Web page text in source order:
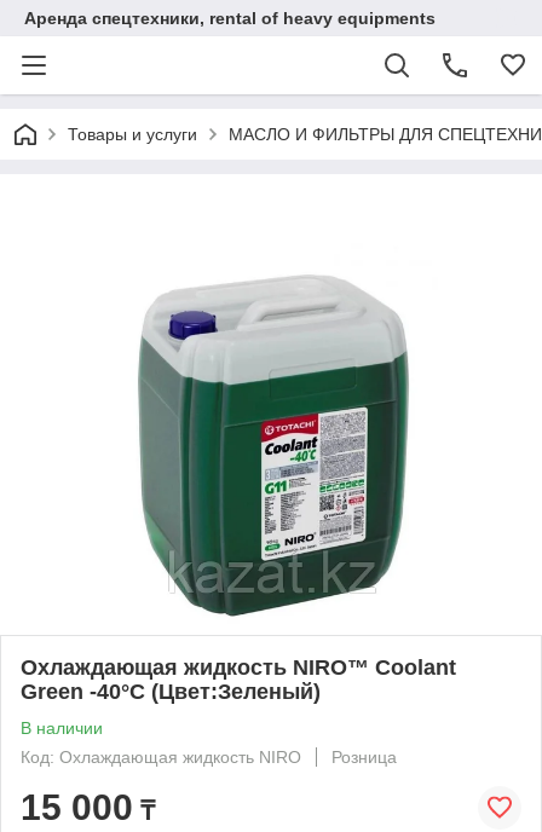
Аренда спецтехники, rental of heavy equipments
Товары и услуги МАСЛО И ФИЛЬТРЫ ДЛЯ
Охлаждающая жидкость NIRO™ Coolant
Green -40°C (Цвет:Зеленый)
В наличии
Код: Охлаждающая жидкость NIRO
Розница
15 000 ₸